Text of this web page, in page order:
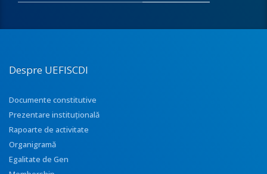
Despre UEFISCDI
Documente constitutive
Prezentare instituţională
Rapoarte de activitate
Organigramă
Egalitate de Gen